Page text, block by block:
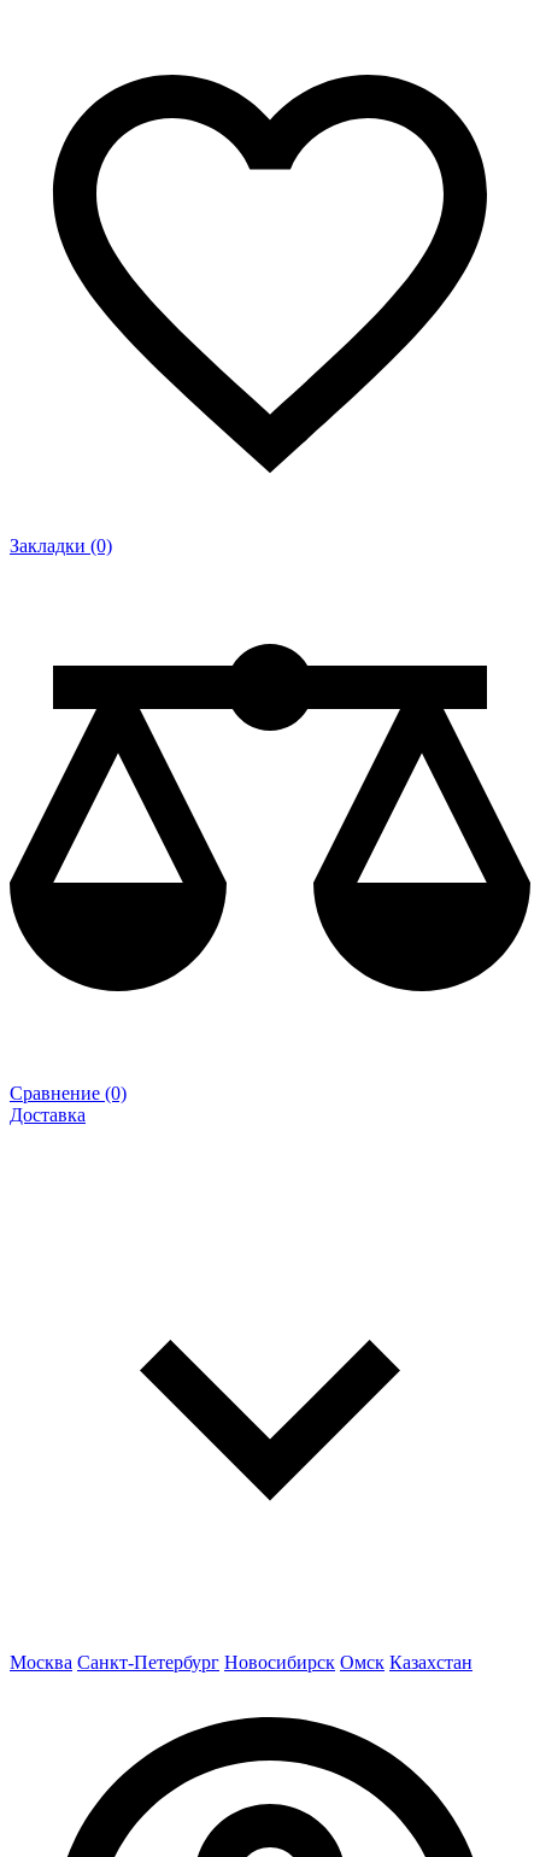
Закладки (0)
Сравнение (0)
Доставка
Москва Санкт-Петербург Новосибирск Омск Казахстан